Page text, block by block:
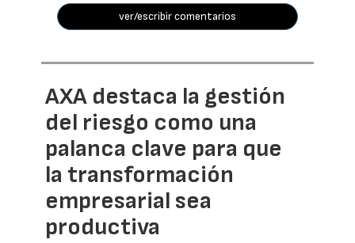
ver/escribir comentarios
AXA destaca la gestión
del riesgo como una
palanca clave para que
la transformación
empresarial sea
productiva